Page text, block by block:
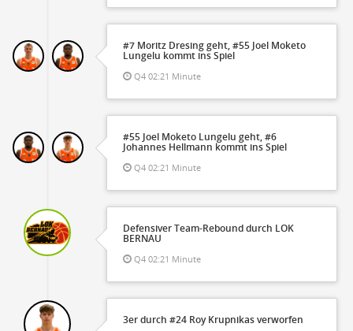
#7 Moritz Dresing geht, #55 Joel Moketo
Lungelu kommt ins Spiel
Q4 02:21 Minute
#55 Joel Moketo Lungelu geht, #6
Johannes Hellmann kommt ins Spiel
Q4 02:21 Minute
Defensiver Team-Rebound durch LOK
BERNAU
Q4 02:21 Minute
3er durch #24 Roy Krupnikas verworfen